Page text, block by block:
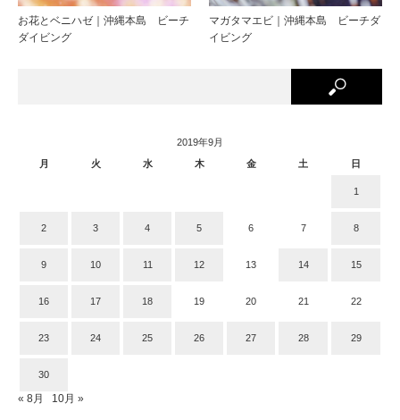
お花とベニハゼ｜沖縄本島 ビーチ
ダイビング
マガタマエビ｜沖縄本島 ビーチダ
イビング
2019年9月
月
火 水 木 金 土 日
1
2 3 4 5 6 7 8
9 10 11 12 13 14 15
16 17 18 19 20 21 22
23 24 25 26 27 28 29
30
« 8月 10月 »